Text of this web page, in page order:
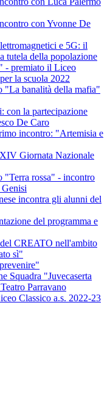
con Yvonne De
e 5G: il
tutela della popolazione
- premiato il Liceo
la scuola 2022
"La banalità della mafia"
con la partecipazione
De Caro
incontro: "Artemisia e
Giornata Nazionale
"Terra rossa" - incontro
incontra gli alunni del
del programma e
CREATO nell'ambito
sì"
Squadra "Juvecaserta
Parravano
Classico a.s. 2022-23